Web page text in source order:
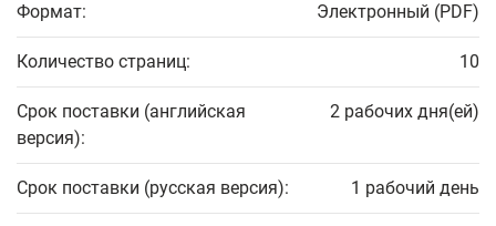
Формат: Электронный (PDF)
Количество страниц: 10
Срок поставки (английская
версия):
2 рабочих дня(ей)
Срок поставки (русская версия): 1 рабочий день